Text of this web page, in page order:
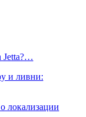
Jetta?…
и ливни:
локализации